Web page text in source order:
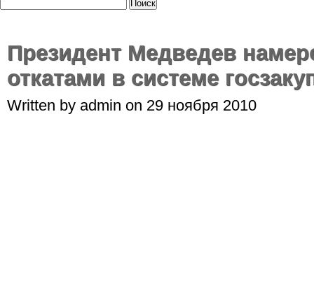
Президент Медведев
откатами в системе
Written by admin on 29 ноября 2010